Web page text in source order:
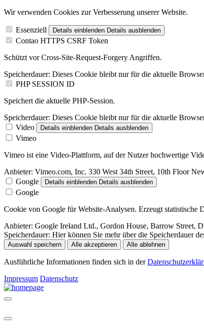
Wir verwenden Cookies zur Verbesserung unserer Website.
Essenziell Details einblenden Details ausblenden
Contao HTTPS CSRF Token
Schützt vor Cross-Site-Request-Forgery Angriffen.
Speicherdauer: Dieses Cookie bleibt nur für die aktuelle
PHP SESSION ID
Speichert die aktuelle PHP-Session.
Speicherdauer: Dieses Cookie bleibt nur für die aktuelle
Video
Details einblenden Details ausblenden
Vimeo
Vimeo ist eine Video-Plattform, auf der Nutzer hochwertige
Anbieter: Vimeo.com, Inc. 330 West 34th Street, 10th Floor
Google
Details einblenden Details ausblenden
Google
Cookie von Google für Website-Analysen. Erzeugt statistische
Anbieter: Google Ireland Ltd., Gordon House, Barrow Street,
Speicherdauer: Hier können Sie mehr über die Speicherdauer
Auswahl speichern Alle akzeptieren Alle ablehnen
Ausführliche Informationen finden sich in der
Impressum Datenschutz